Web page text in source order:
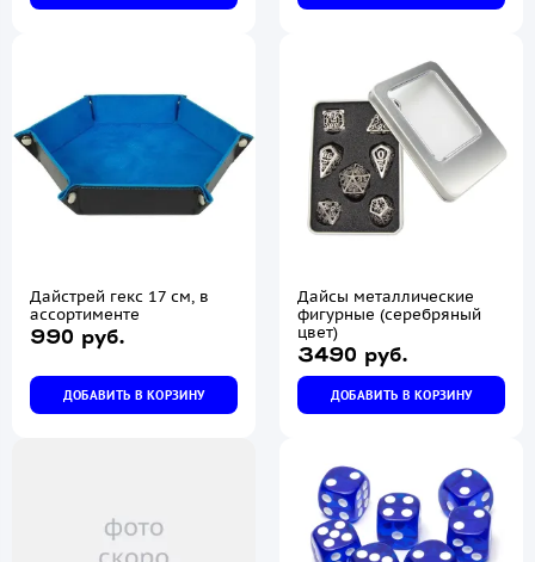
Дайстрей гекс 17 см, в
ассортименте
990 руб.
ДОБАВИТЬ В КОРЗИНУ
Дайсы металлические
фигурные (серебряный
цвет)
3490 руб.
ДОБАВИТЬ В КОРЗИНУ